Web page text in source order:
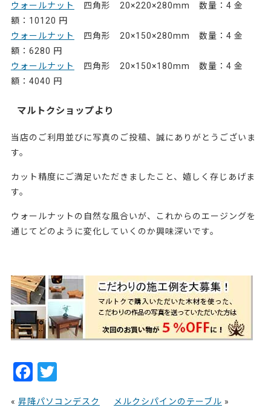
ウォールナット
四角形 20×220×280mm 数量：4 金
額：10120 円
ウォールナット
四角形 20×150×280mm 数量：4 金
額：6280 円
ウォールナット
四角形 20×150×180mm 数量：4 金
額：4040 円
マルトクショップより
当店のご利用並びに写真のご投稿、誠にありがとうございま
す。
カット精度にご満足いただきましたこと、嬉しく存じあげま
す。
ウォールナットの自然な風合いが、これからのエージングを
通じてどのように変化していくのか興味深いです。
F
a
c
T
itt
« 昇降パソコンデスク メルクシパインのテーブル »